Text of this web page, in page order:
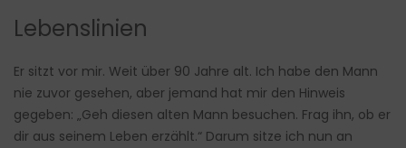
Lebenslinien
Er sitzt vor mir. Weit über 90 Jahre alt. Ich habe den Mann
nie zuvor gesehen, aber jemand hat mir den Hinweis
gegeben: „Geh diesen alten Mann besuchen. Frag ihn, ob er
dir aus seinem Leben erzählt.“ Darum sitze ich nun an